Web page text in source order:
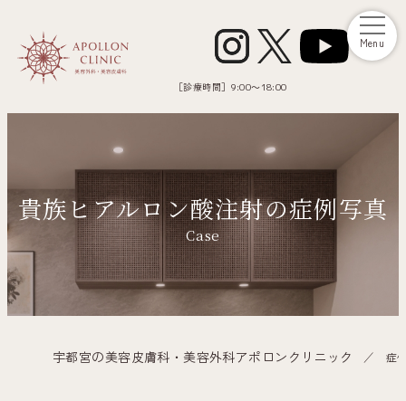
［診療時間］ 9:00～18:00
Menu
貴族ヒアルロン酸注射の症例写真
Case
宇都宮の美容皮膚科・美容外科アポロンクリニック 症